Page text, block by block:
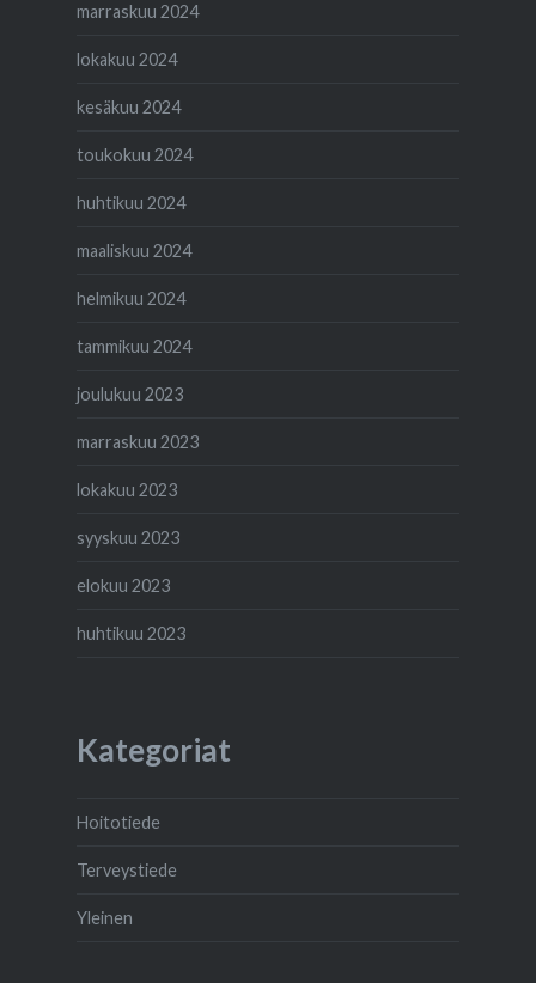
marraskuu 2024
lokakuu 2024
kesäkuu 2024
toukokuu 2024
huhtikuu 2024
maaliskuu 2024
helmikuu 2024
tammikuu 2024
joulukuu 2023
marraskuu 2023
lokakuu 2023
syyskuu 2023
elokuu 2023
huhtikuu 2023
Kategoriat
Hoitotiede
Terveystiede
Yleinen